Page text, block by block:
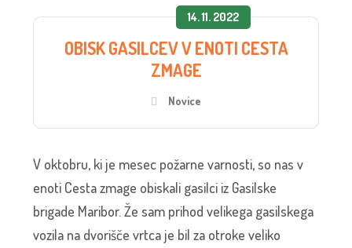
14. 11. 2022
OBISK GASILCEV V ENOTI CESTA
ZMAGE
Novice
V oktobru, ki je mesec požarne varnosti, so nas v
enoti Cesta zmage obiskali gasilci iz Gasilske
brigade Maribor. Že sam prihod velikega gasilskega
vozila na dvorišče vrtca je bil za otroke veliko